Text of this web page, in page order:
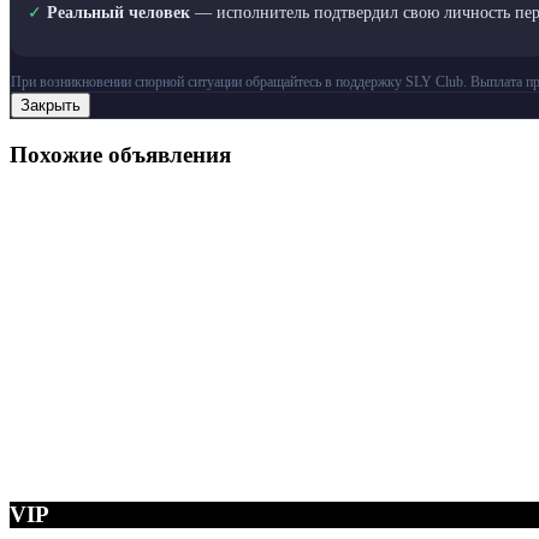
✓ Реальный человек — исполнитель подтвердил свою личность
При возникновении спорной ситуации обращайтесь в поддержку SLY Club. Выплата
Закрыть
Похожие объявления
VIP